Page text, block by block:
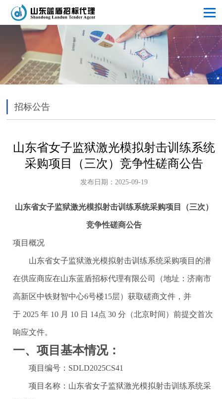
招标公告
山东省女子监狱激光模拟射击训练系统
采购项目（三次）竞争性磋商公告
发布日期：2025-09-19
山东省女子监狱激光模拟射击训练系统采购项目（三次）
竞争性磋商公告
项目概况
山东省女子监狱激光模拟射击训练系统采购项目 的潜
在供应商应在山东蓝盾招标代理有限公司 （地址：济南市
高新区中铁财智中心6号楼15层） 获取磋商文件，并
于 2025 年 10 月 10 日 14点 30 分（北京时间）前提交首次
响应文件。
一、项目基本情况：
项目编号： SDLD2025CS41
项目名称：山东省女子监狱激光模拟射击训练系统采